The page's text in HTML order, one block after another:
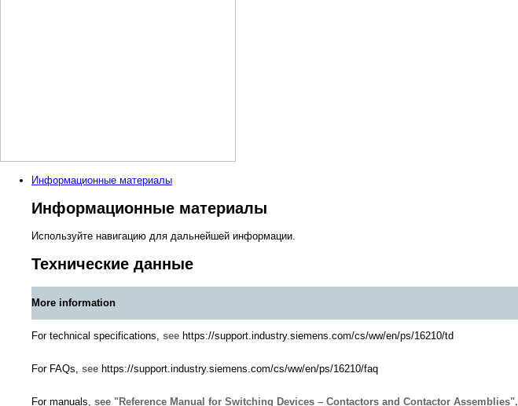
Информационные материалы
Информационные материалы
Используйте навигацию для дальнейшей информации.
Технические данные
More information
For technical specifications, see https://support.industry.siemens.com/cs/ww/en/ps/16210/td
For FAQs, see https://support.industry.siemens.com/cs/ww/en/ps/16210/faq
For manuals, see "Reference Manual for Switching Devices – Contactors and Contactor Assemblies",